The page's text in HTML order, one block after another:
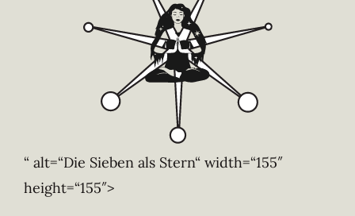
“ alt=“Die Sieben als Stern“ width=“155″
height=“155″>